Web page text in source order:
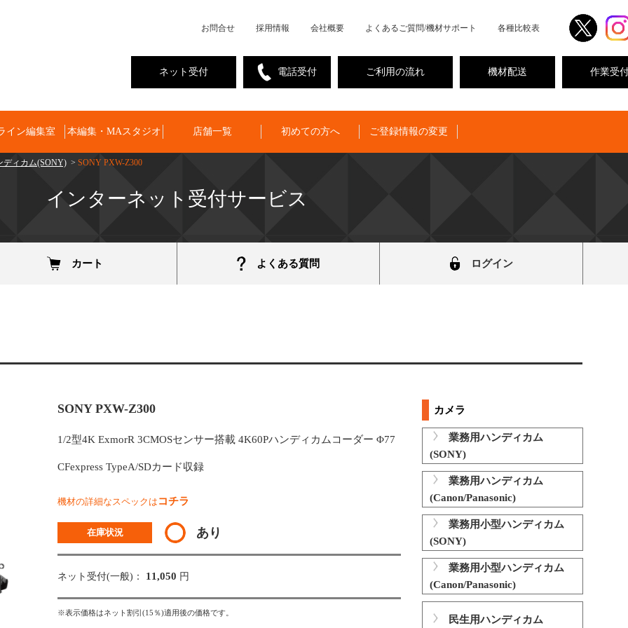
お問合せ 採用情報 会社概要 よくあるご質問/機材サポート 各種比較表
作業受
機材配送
ご利用の流れ
電話受付
ネット受付
イン編集室 本編集・MAスタジオ 店舗一覧 初めての方へ ご登録情報の変更
ディカム(SONY) > SONY PXW-Z300
インターネット受付サービス
カート よくある質問 ログイン
SONY PXW-Z300
1/2型4K ExmorR 3CMOSセンサー搭載 4K60Pハンディカムコーダー Φ77
CFexpress TypeA/SDカード収録
機材の詳細なスペックは コチラ
在庫状況 あり
ネット受付(一般)： 11,050 円
※表示価格はネット割引(15％)適用後の価格です。
カメラ
業務用ハンディカム
(SONY)
業務用ハンディカム
(Canon/Panasonic)
業務用小型ハンディカム
(SONY)
業務用小型ハンディカム
(Canon/Panasonic)
民生用ハンディカム